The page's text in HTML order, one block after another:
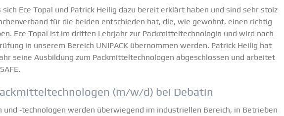
Ece Topal und Patrick Heilig dazu bereit erklärt haben und sind sehr stolz
für die beiden entschieden hat, die, wie gewohnt, einen richtig
Ece Topal ist im dritten Lehrjahr zur Packmit­tel­tech­no­login und wird nach
in unserem Bereich UNIPACK übernommen werden. Patrick Heilig hat
seine Ausbildung zum Packmit­tel­tech­no­logen abgeschlossen und arbeitet
(m/w/d) bei Debatin
und ‑techno­logen werden überwiegend im indus­tri­ellen Bereich, in Betrieben